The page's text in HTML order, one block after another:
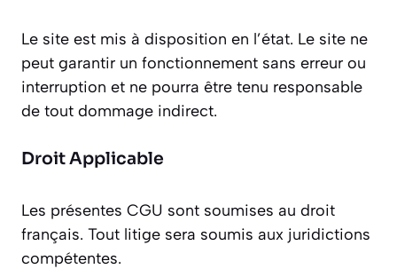
Le site est mis à disposition en l’état. Le site ne
peut garantir un fonctionnement sans erreur ou
interruption et ne pourra être tenu responsable
de tout dommage indirect.
Droit Applicable
Les présentes CGU sont soumises au droit
français. Tout litige sera soumis aux juridictions
compétentes.